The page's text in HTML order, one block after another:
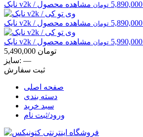
نایک 5,890,000 تومان مشاهده محصول
نایک 5,890,000 تومان مشاهده محصول
نایک 5,990,000 تومان مشاهده محصول
5,490,000 تومان
سایز: —
ثبت سفارش
صفحه اصلی
دسته بندی
سبد خرید
ورود/ثبت نام